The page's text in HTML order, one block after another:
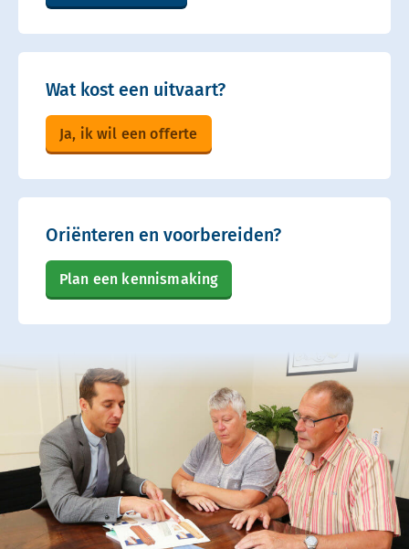
Wat kost een uitvaart?
Ja, ik wil een offerte
Oriënteren en voorbereiden?
Plan een kennismaking